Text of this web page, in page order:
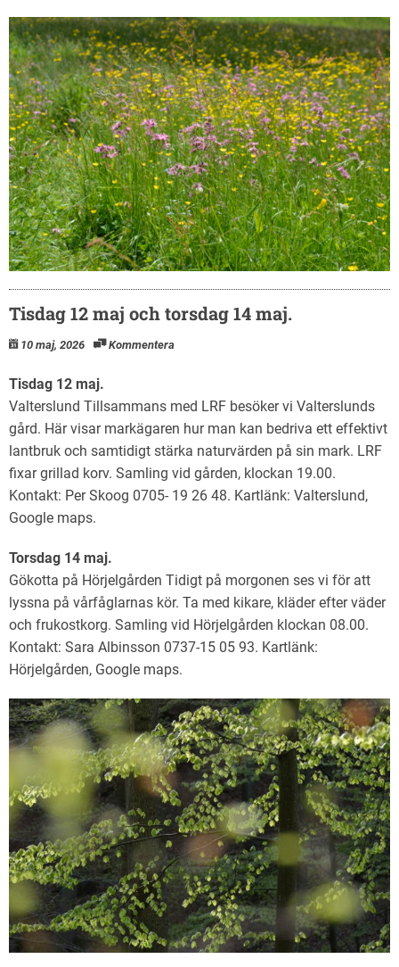
Tisdag 12 maj och torsdag 14 maj.
10 maj, 2026 Kommentera
Tisdag 12 maj.
Valterslund Tillsammans med LRF besöker vi Valterslunds
gård. Här visar markägaren hur man kan bedriva ett effektivt
lantbruk och samtidigt stärka naturvärden på sin mark. LRF
fixar grillad korv. Samling vid gården, klockan 19.00.
Kontakt: Per Skoog 0705- 19 26 48. Kartlänk: Valterslund,
Google maps.
Torsdag 14 maj.
Gökotta på Hörjelgården Tidigt på morgonen ses vi för att
lyssna på vårfåglarnas kör. Ta med kikare, kläder efter väder
och frukostkorg. Samling vid Hörjelgården klockan 08.00.
Kontakt: Sara Albinsson 0737-15 05 93. Kartlänk:
Hörjelgården, Google maps.